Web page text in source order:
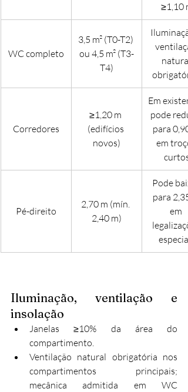
≥1,10 m
WC completo
3,5 m² (T0-T2)
ou 4,5 m² (T3-
T4)
natural
Corredores
≥1,20 m
(edifícios
novos)
Em
pode
para
em
curtos
Pé-direito
2,70 m (mín.
2,40 m)
Pode
para
em
Iluminação, ventilação e
insolação
Janelas ≥10% da área do
compartimento.
Ventilação natural obrigatória nos
compartimentos principais;
mecânica admitida em WC